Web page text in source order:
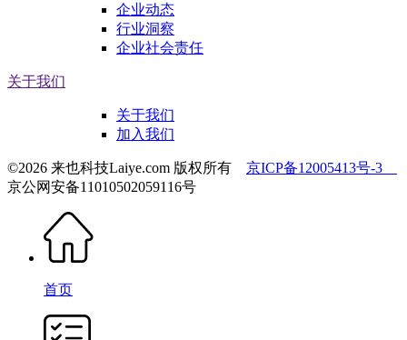
企业动态
行业洞察
企业社会责任
关于我们
关于我们
加入我们
©2026 来也科技Laiye.com 版权所有 京ICP备12005413号-3
京公网安备11010502059116号
首页